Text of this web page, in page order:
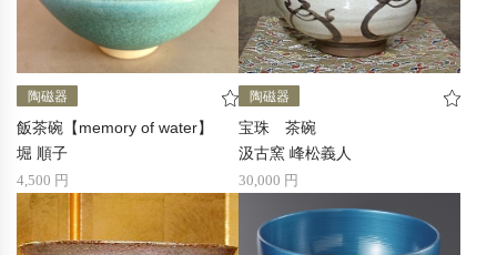
陶磁器
飯茶碗【memory of water】
堀 順子
4,500 円
陶磁器
宝珠 茶碗
汲古窯 峰松義人
30,000 円